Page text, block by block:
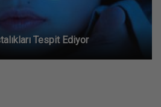
Tespit Ediyor